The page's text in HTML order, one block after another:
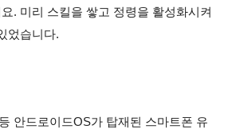
. 미리 스킬을 쌓고 정령을 활성화시켜
었습니다.
안드로이드OS가 탑재된 스마트폰 유